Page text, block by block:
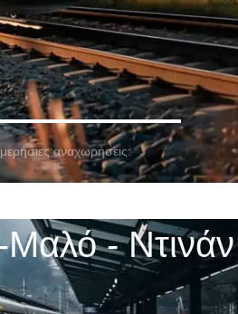
αναχωρήσεις:
Μαλό - Ντινάν